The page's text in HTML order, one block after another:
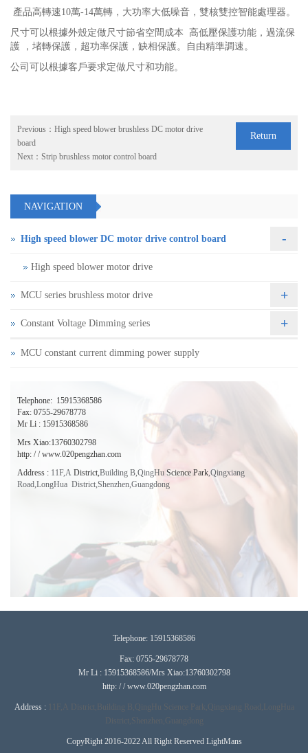
產品高轉速10萬-14萬轉，大功率大低噪音，雙核雙控智能處理器。
尺寸可以根據外殼定做尺寸節省空間成本
高低壓保護功能，過流保
護
，堵轉保護，超功率保護，缺相保護。自由精準調速 。
公司可以根據客戶要求定做尺寸和功能。
Previous： High speed blower brushless DC motor drive
board
Next： Strip brushless motor control board
Return
NAVIGATION
High speed blower DC motor drive control board -
High speed blower motor drive
MCU series brushless motor drive +
Constant Voltage Dimming series +
MCU constant current dimming power supply
Telephone: 15915368586
Fax: 0755-29678778
Mr Li : 15915368586
Mrs Xiao:13760302798
http: / / www.020pengzhan.com
Address : 11F,A District,Building B,QingHu Science Park,Qingxiang
Road,LongHua District,Shenzhen,Guangdong
Telephone: 15915368586
Fax: 0755-29678778
Mr Li : 15915368586/Mrs Xiao:13760302798
http: / / www.020pengzhan.com
Address : 11F,A District, Building B,QingHu Science Park,Qingxiang Road,LongHua
District,Shenzhen,Guangdong
CopyRight 2016-2022 All Right Reserved LightMans